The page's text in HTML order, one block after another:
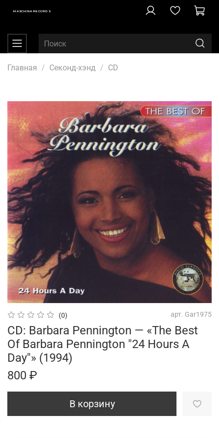
MASCHINA RECORDS
Главная Секонд-хэнд CD
(0) арт. Gar1975
CD: Barbara Pennington — «The Best
Of Barbara Pennington "24 Hours A
Day"» (1994)
800 ₽
В корзину